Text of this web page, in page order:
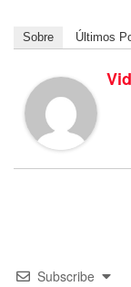
Sobre Últimos
Subscribe